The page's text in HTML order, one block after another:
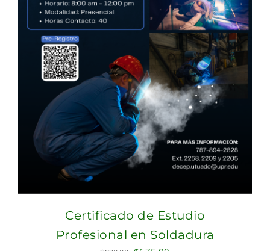
Certificado de Estudio
Profesional en Soldadura